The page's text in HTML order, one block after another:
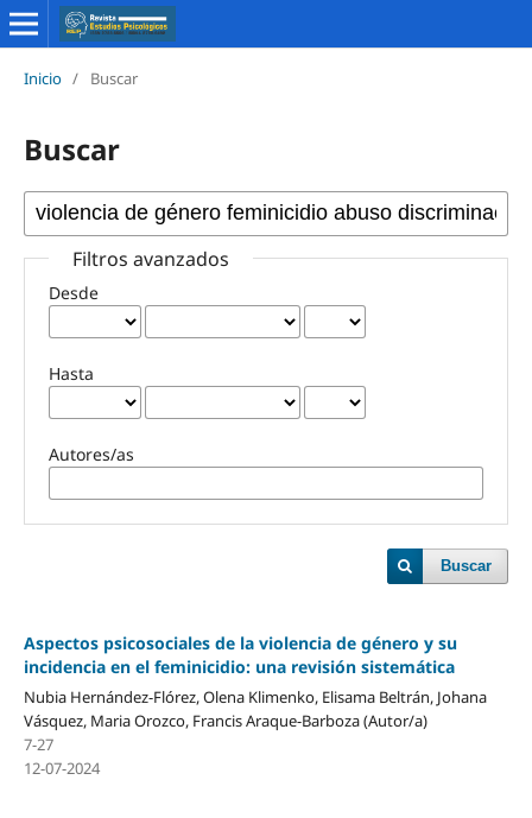
Inicio / Buscar
Buscar
Filtros avanzados
Desde
Hasta
Autores/as
Buscar
Aspectos psicosociales de la violencia de género y su
incidencia en el feminicidio: una revisión sistemática
Nubia Hernández-Flórez, Olena Klimenko, Elisama Beltrán, Johana
Vásquez, Maria Orozco, Francis Araque-Barboza (Autor/a)
7-27
12-07-2024